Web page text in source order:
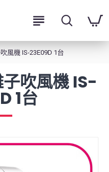
風機 IS-23E09D 1台
吹風機 IS-
1台